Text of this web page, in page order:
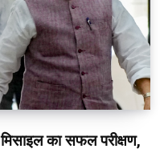
का सफल परीक्षण,